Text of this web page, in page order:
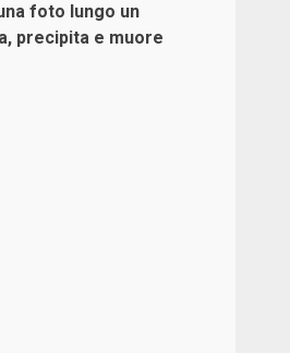
foto lungo un
precipita e muore